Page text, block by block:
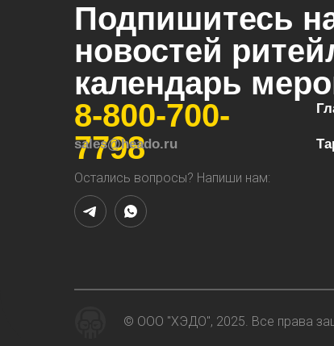
© ООО "ХЭДО", 2025. Все права
Подпишитесь
новостей
календарь
Остались вопросы? Напиши нам:
8-800-700-
7798
sales@heado.ru